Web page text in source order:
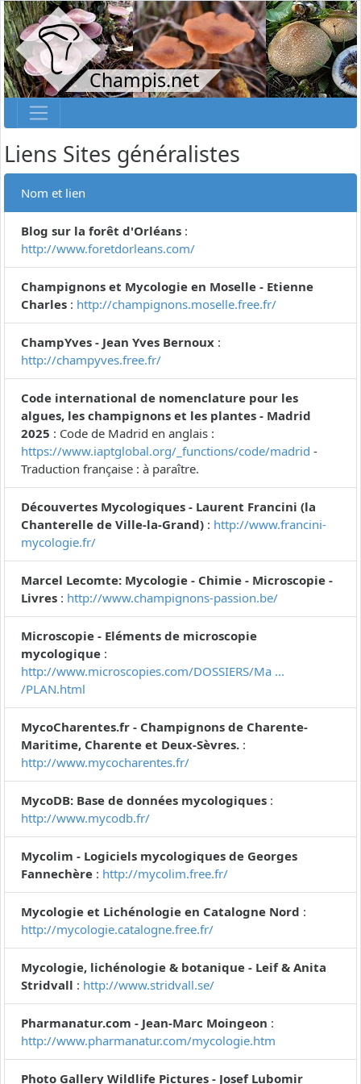
Champis.net
Liens Sites généralistes
Nom et lien
Blog sur la forêt d'Orléans :
http://www.foretdorleans.com/
Champignons et Mycologie en Moselle - Etienne
Charles : http://champignons.moselle.free.fr/
ChampYves - Jean Yves Bernoux :
http://champyves.free.fr/
Code international de nomenclature pour les
algues, les champignons et les plantes - Madrid
2025 : Code de Madrid en anglais :
https://www.iaptglobal.org/_functions/code/madrid -
Traduction française : à paraître.
Découvertes Mycologiques - Laurent Francini (la
Chanterelle de Ville-la-Grand) : http://www.francini-
mycologie.fr/
Marcel Lecomte: Mycologie - Chimie - Microscopie -
Livres : http://www.champignons-passion.be/
Microscopie - Eléments de microscopie
mycologique :
http://www.microscopies.com/DOSSIERS/Ma ...
/PLAN.html
MycoCharentes.fr - Champignons de Charente-
Maritime, Charente et Deux-Sèvres. :
http://www.mycocharentes.fr/
MycoDB: Base de données mycologiques :
http://www.mycodb.fr/
Mycolim - Logiciels mycologiques de Georges
Fannechère : http://mycolim.free.fr/
Mycologie et Lichénologie en Catalogne Nord :
http://mycologie.catalogne.free.fr/
Mycologie, lichénologie & botanique - Leif & Anita
Stridvall : http://www.stridvall.se/
Pharmanatur.com - Jean-Marc Moingeon :
http://www.pharmanatur.com/mycologie.htm
Photo Gallery Wildlife Pictures - Josef Lubomir